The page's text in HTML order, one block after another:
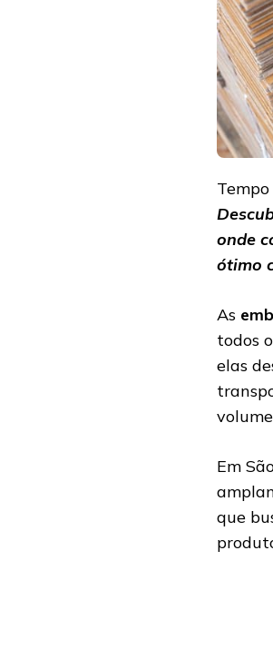
onde
ótimo
As
todos
elas
Em
que